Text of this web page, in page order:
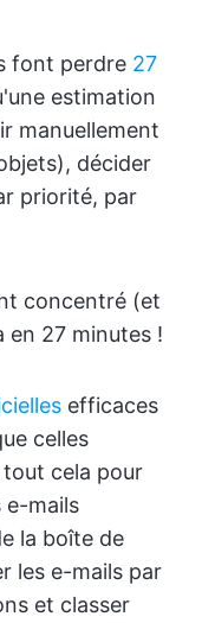
font perdre 27
estimation
manuellement
décider
priorité, par
concentré (et
en 27 minutes !
efficaces
celles
cela pour
e-mails
la boîte de
les e-mails par
et classer